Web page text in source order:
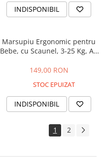
INDISPONIBIL
Marsupiu Ergonomic pentru
Bebe, cu Scaunel, 3-25 Kg, All
Bumbac,10 Pozitii, rosu
149,00 RON
STOC EPUIZAT
INDISPONIBIL
1 2